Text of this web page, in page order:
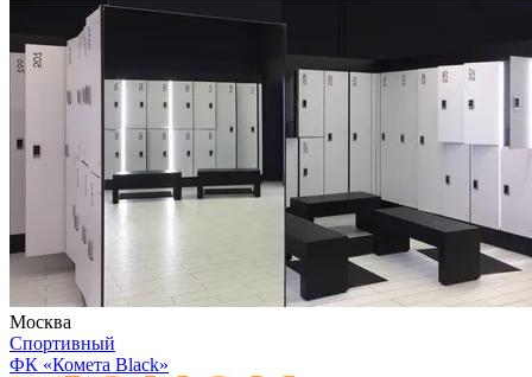
Москва
Спортивный
ФК «Комета Black»